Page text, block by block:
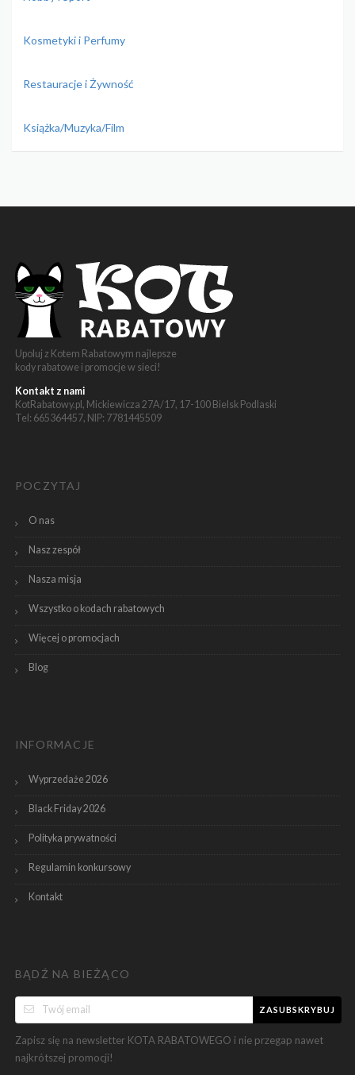
Kosmetyki i Perfumy
Restauracje i Żywność
Książka/Muzyka/Film
Upoluj z Kotem Rabatowym najlepsze
kody rabatowe i promocje w sieci!
Kontakt z nami
KotRabatowy.pl, Mickiewicza 27A/17, 17-100 Bielsk Podlaski
Tel: 665364457, NIP: 7781445509
POCZYTAJ
O nas
Nasz zespół
Nasza misja
Wszystko o kodach rabatowych
Więcej o promocjach
Blog
INFORMACJE
Wyprzedaże 2026
Black Friday 2026
Polityka prywatności
Regulamin konkursowy
Kontakt
BĄDŹ NA BIEŻĄCO
ZASUBSKRYBUJ
Zapisz się na newsletter KOTA RABATOWEGO i nie przegap nawet
najkrótszej promocji!